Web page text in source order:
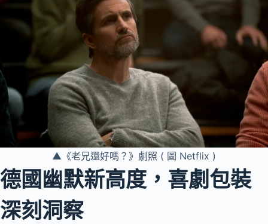
▲《老兄還好嗎？》劇照 ( 圖 Netflix )
德國幽默新高度，喜劇包裝
深刻洞察